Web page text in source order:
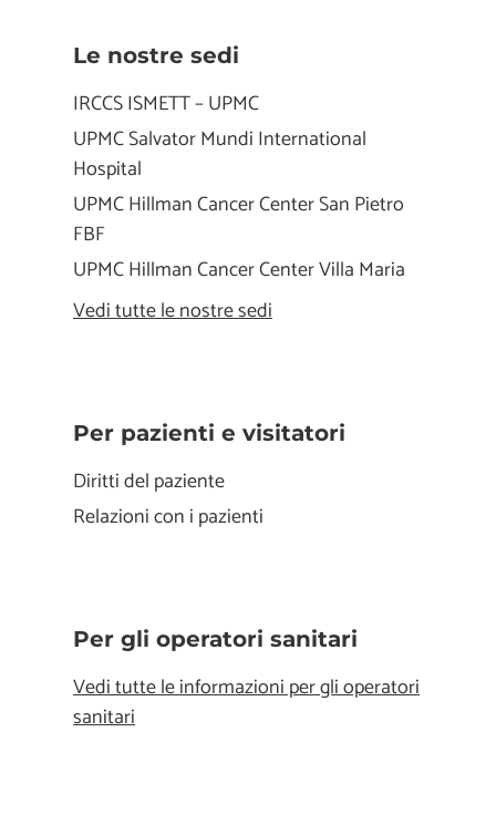
Le nostre sedi
IRCCS ISMETT – UPMC
UPMC Salvator Mundi International
Hospital
UPMC Hillman Cancer Center San Pietro
FBF
UPMC Hillman Cancer Center Villa Maria
Vedi tutte le nostre sedi
Per pazienti e visitatori
Diritti del paziente
Relazioni con i pazienti
Per gli operatori sanitari
Vedi tutte le informazioni per gli operatori
sanitari